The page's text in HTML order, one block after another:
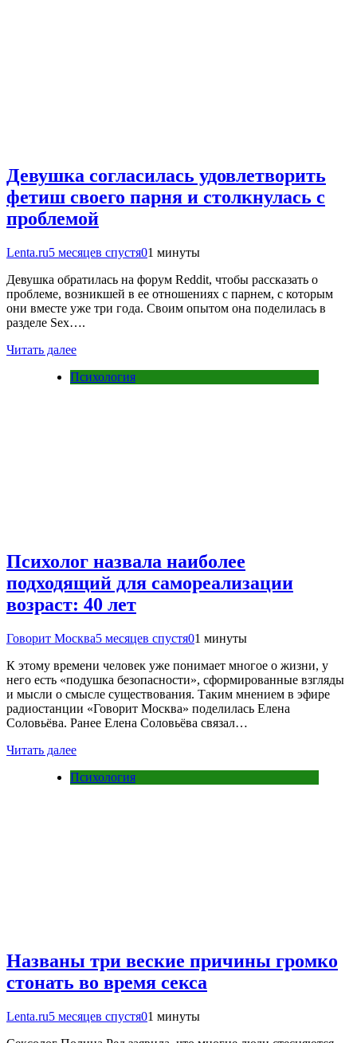
Девушка согласилась удовлетворить
фетиш своего парня и столкнулась с
проблемой
Lenta.ru5 месяцев спустя01 минуты
Девушка обратилась на форум Reddit, чтобы рассказать о
проблеме, возникшей в ее отношениях с парнем, с которым
они вместе уже три года. Своим опытом она поделилась в
разделе Sex….
Читать далее
Психология
Психолог назвала наиболее
подходящий для самореализации
возраст: 40 лет
Говорит Москва5 месяцев спустя01 минуты
К этому времени человек уже понимает многое о жизни, у
него есть «подушка безопасности», сформированные взгляды
и мысли о смысле существования. Таким мнением в эфире
радиостанции «Говорит Москва» поделилась Елена
Соловьёва. Ранее Елена Соловьёва связал…
Читать далее
Психология
Названы три веские причины громко
стонать во время секса
Lenta.ru5 месяцев спустя01 минуты